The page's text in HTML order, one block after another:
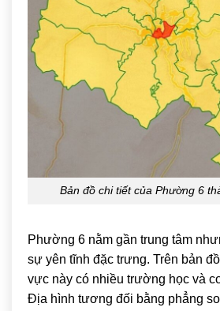
Bản đồ chi tiết của Phường 6
Phường 6 nằm gần trung tâm
sự yên tĩnh đặc trưng. Trên bản
vực này có nhiều trường học và
Địa hình tương đối bằng phẳng